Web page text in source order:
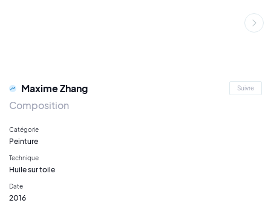
Maxime Zhang Suivre
Composition
Catégorie
Peinture
Technique
Huile sur toile
Date
2016